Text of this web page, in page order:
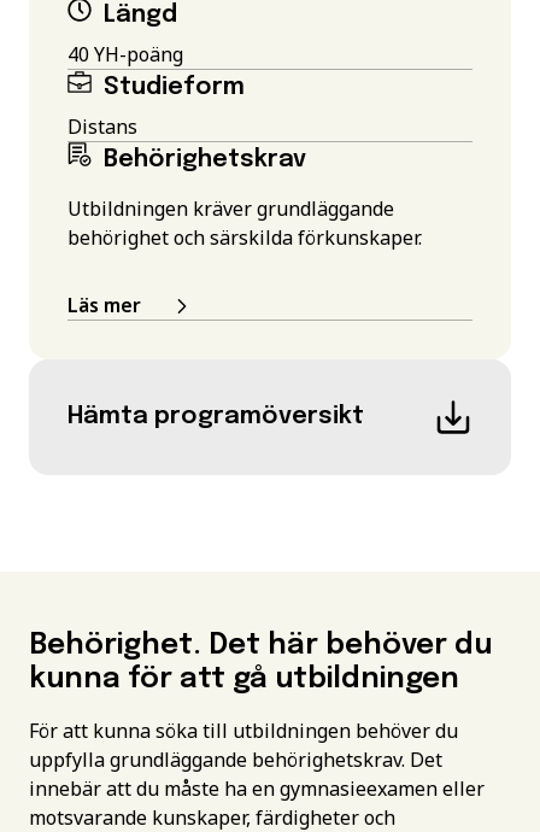
Längd
40 YH-poäng
Studieform
Distans
Behörighetskrav
Utbildningen kräver grundläggande
behörighet och särskilda förkunskaper.
Läs mer
Hämta programöversikt
Behörighet. Det här behöver du
kunna för att gå utbildningen
För att kunna söka till utbildningen behöver du
uppfylla grundläggande behörighetskrav. Det
innebär att du måste ha en gymnasieexamen eller
motsvarande kunskaper, färdigheter och